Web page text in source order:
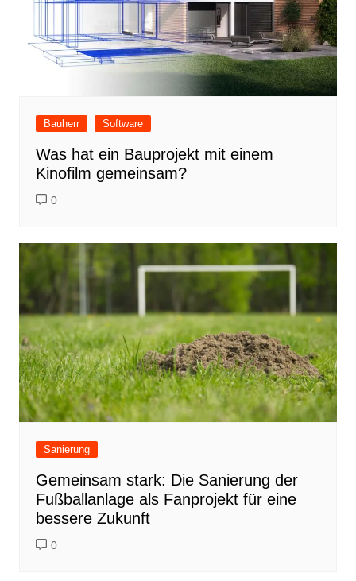
Bauherr Software
Was hat ein Bauprojekt mit einem
Kinofilm gemeinsam?
0
Sanierung
Gemeinsam stark: Die Sanierung der
Fußballanlage als Fanprojekt für eine
bessere Zukunft
0